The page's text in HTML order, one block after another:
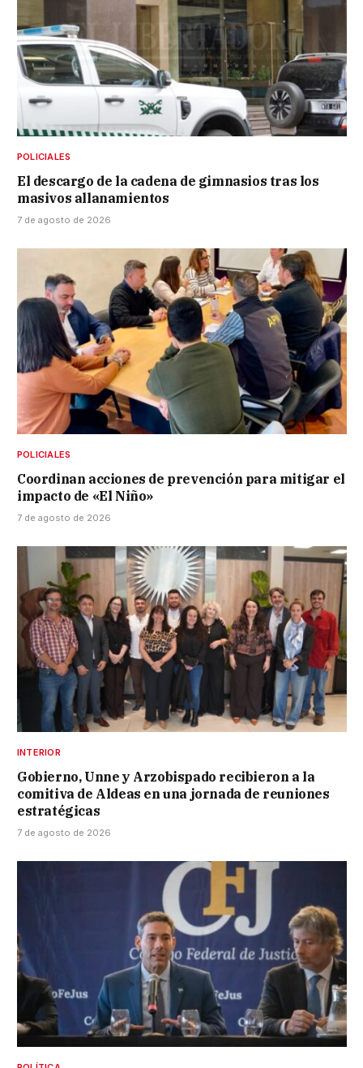
POLICIALES
El descargo de la cadena de gimnasios tras los
masivos allanamientos
7 de agosto de 2026
POLICIALES
Coordinan acciones de prevención para mitigar el
impacto de «El Niño»
7 de agosto de 2026
INTERIOR
Gobierno, Unne y Arzobispado recibieron a la
comitiva de Aldeas en una jornada de reuniones
estratégicas
7 de agosto de 2026